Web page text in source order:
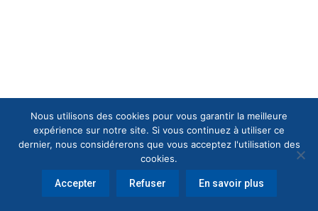
Nous utilisons des cookies pour vous garantir la meilleure
expérience sur notre site. Si vous continuez à utiliser ce
dernier, nous considérerons que vous acceptez l'utilisation des
cookies.
Accepter Refuser En savoir plus